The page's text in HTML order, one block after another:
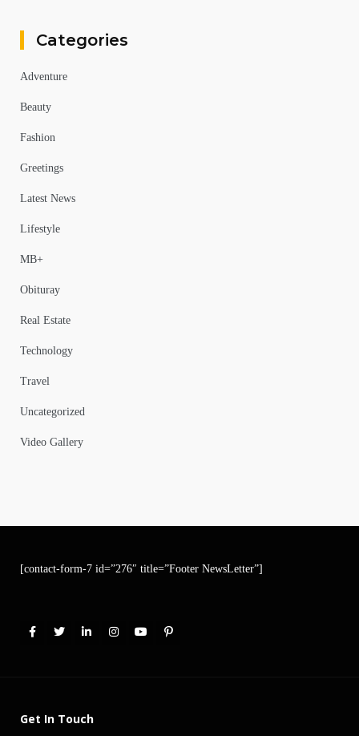
Categories
Adventure
Beauty
Fashion
Greetings
Latest News
Lifestyle
MB+
Obituray
Real Estate
Technology
Travel
Uncategorized
Video Gallery
[contact-form-7 id=”276″ title=”Footer NewsLetter”]
Get In Touch